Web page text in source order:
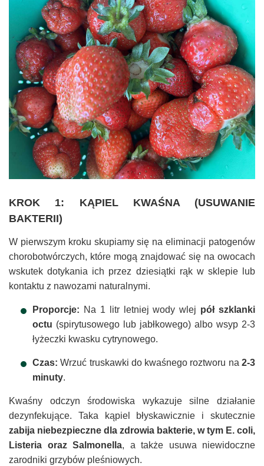
KROK 1: KĄPIEL KWAŚNA (USUWANIE
BAKTERII)
W pierwszym kroku skupiamy się na eliminacji patogenów
chorobotwórczych, które mogą znajdować się na owocach
wskutek dotykania ich przez dziesiątki rąk w sklepie lub
kontaktu z nawozami naturalnymi.
Proporcje: Na 1 litr letniej wody wlej pół szklanki
octu (spirytusowego lub jabłkowego) albo wsyp 2-3
łyżeczki kwasku cytrynowego.
Czas: Wrzuć truskawki do kwaśnego roztworu na 2-3
minuty.
Kwaśny odczyn środowiska wykazuje silne działanie
dezynfekujące. Taka kąpiel błyskawicznie i skutecznie
zabija niebezpieczne dla zdrowia bakterie, w tym E. coli,
Listeria oraz Salmonella, a także usuwa niewidoczne
zarodniki grzybów pleśniowych.